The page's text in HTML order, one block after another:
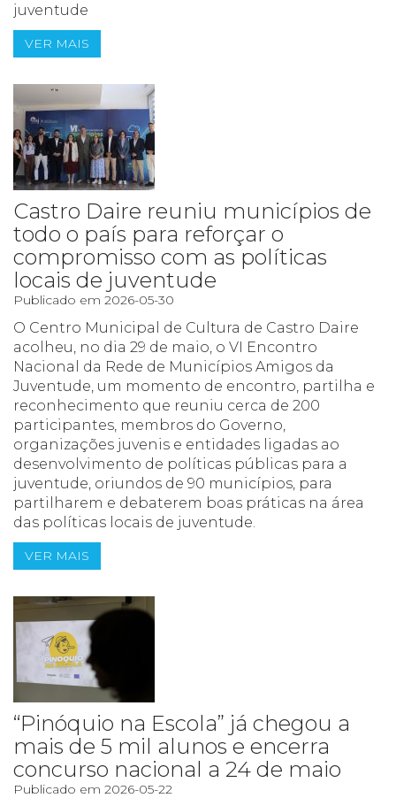
juventude
VER MAIS
Castro Daire reuniu municípios de
todo o país para reforçar o
compromisso com as políticas
locais de juventude
Publicado em 2026-05-30
O Centro Municipal de Cultura de Castro Daire
acolheu, no dia 29 de maio, o VI Encontro
Nacional da Rede de Municípios Amigos da
Juventude, um momento de encontro, partilha e
reconhecimento que reuniu cerca de 200
participantes, membros do Governo,
organizações juvenis e entidades ligadas ao
desenvolvimento de políticas públicas para a
juventude, oriundos de 90 municípios, para
partilharem e debaterem boas práticas na área
das políticas locais de juventude.
VER MAIS
“Pinóquio na Escola” já chegou a
mais de 5 mil alunos e encerra
concurso nacional a 24 de maio
Publicado em 2026-05-22